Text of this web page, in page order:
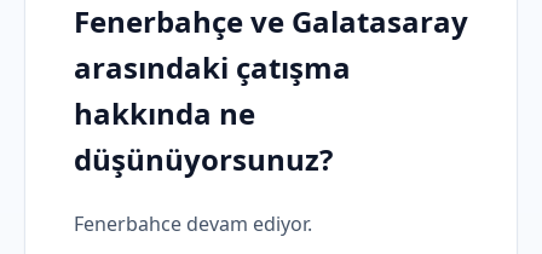
Fenerbahçe ve Galatasaray
arasındaki çatışma
hakkında ne
düşünüyorsunuz?
Fenerbahce devam ediyor.